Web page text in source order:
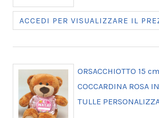
ACCEDI PER VISUALIZZARE IL
ORSACCHIOTTO 15
COCCARDINA ROSA
TULLE